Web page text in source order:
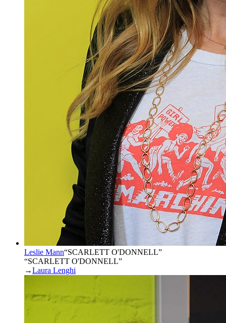
Leslie Mann“SCARLETT O'DONNELL”
“SCARLETT O'DONNELL”
→Laura Lenghi